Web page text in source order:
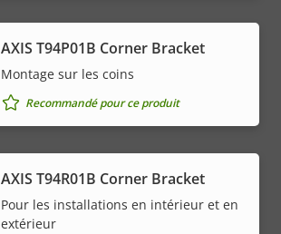
AXIS T94P01B Corner Bracket
Montage sur les coins
Recommandé pour ce produit
AXIS T94R01B Corner Bracket
Pour les installations en intérieur et en
extérieur